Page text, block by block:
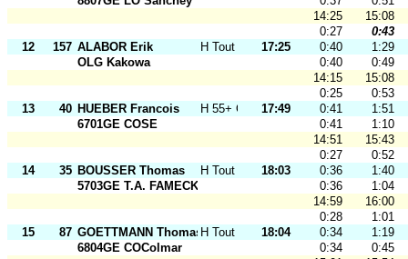
14:25
15:08
0:27
0:43
12
157 ALABOR Erik H Tout Ages17:25 0:40
1:29
OLG Kakowa
0:40
0:49
14:15
15:08
0:25
0:53
13
40 HUEBER Francois H 55+ O 17:49 0:41
1:51
6701GE COSE
0:41
1:10
14:51
15:43
0:27
0:52
14
35 BOUSSER Thomas H Tout Ages18:03 0:36
1:40
5703GE T.A. FAMECK
0:36
1:04
14:59
16:00
0:28
1:01
15
87 GOETTMANN Thomas H Tout Ages18:04 0:34
1:19
6804GE COColmar
0:34
0:45